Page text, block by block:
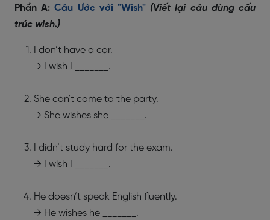
Phần A:Câu Ước với "Wish" (Viết lại câu dùng cấu
trúc wish.)
I don’t have a car.
→ I wish I _______.
She can't come to the party.
→ She wishes she _______.
I didn’t study hard for the exam.
→ I wish I _______.
He doesn’t speak English fluently.
→ He wishes he _______.